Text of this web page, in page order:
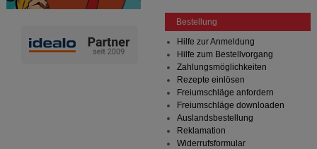
Bestellung
Hilfe zur Anmeldung
Hilfe zum Bestellvorgang
Zahlungsmöglichkeiten
Rezepte einlösen
Freiumschläge anfordern
Freiumschläge downloaden
Auslandsbestellung
Reklamation
Widerrufsformular